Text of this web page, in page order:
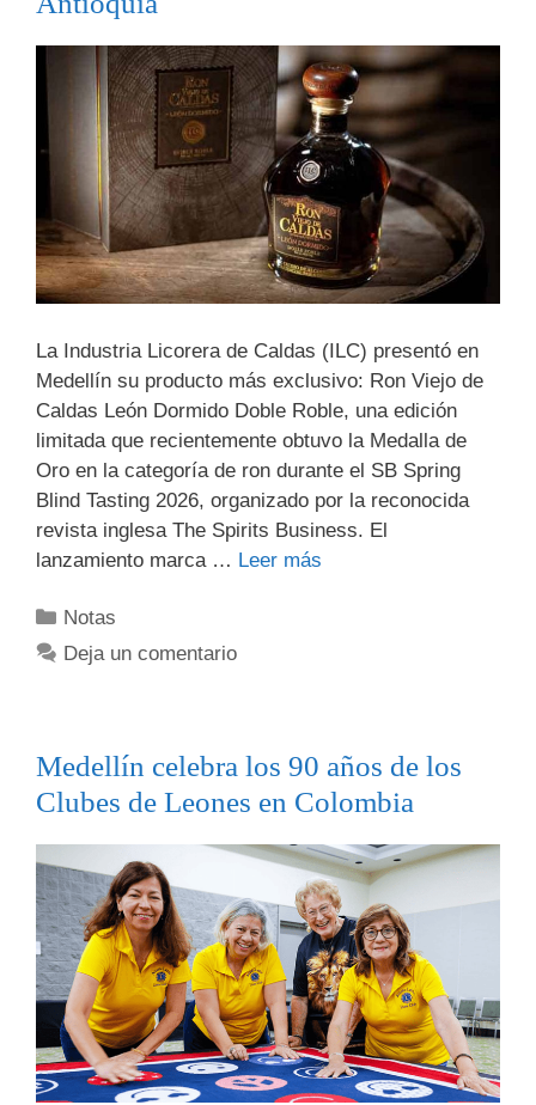
La Industria Licorera de Caldas (ILC) presentó en
Medellín su producto más exclusivo: Ron Viejo de
Caldas León Dormido Doble Roble, una edición
limitada que recientemente obtuvo la Medalla de
Oro en la categoría de ron durante el SB Spring
Blind Tasting 2026, organizado por la reconocida
revista inglesa The Spirits Business. El
lanzamiento marca … Leer más
Notas
Deja un comentario
Medellín celebra los 90 años de los
Clubes de Leones en Colombia